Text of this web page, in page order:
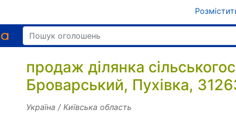
продаж ділянка
Броварський, Пухівка,
Україна / Київська область